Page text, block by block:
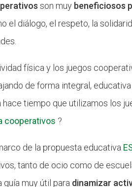
son muy beneficiosos
el diálogo, el respeto, la
física y los juegos
de forma integral,
hace tiempo que utilizamos los
cooperativos ?
de la propuesta educativa
, tanto de ocio como de
guía muy útil para dinamizar